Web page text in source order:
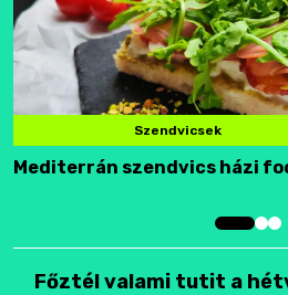
Szendvicsek
Mediterrán szendvics házi
Főztél valami tutit a